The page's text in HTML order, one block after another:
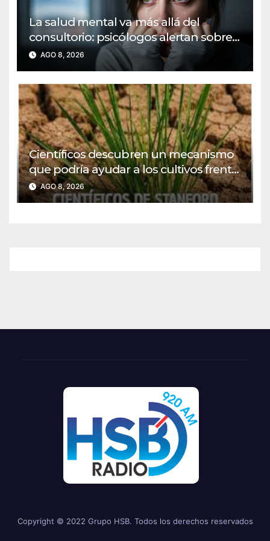
La salud mental va más allá del
consultorio: psicólogos alertan sobre
nuevos desafíos sociales
AGO 8, 2026
Científicos descubren un mecanismo
que podría ayudar a los cultivos frente
al calor y la sequía
AGO 8, 2026
Copyright © 2022 Grupo HSB. Todos los derechos reservados